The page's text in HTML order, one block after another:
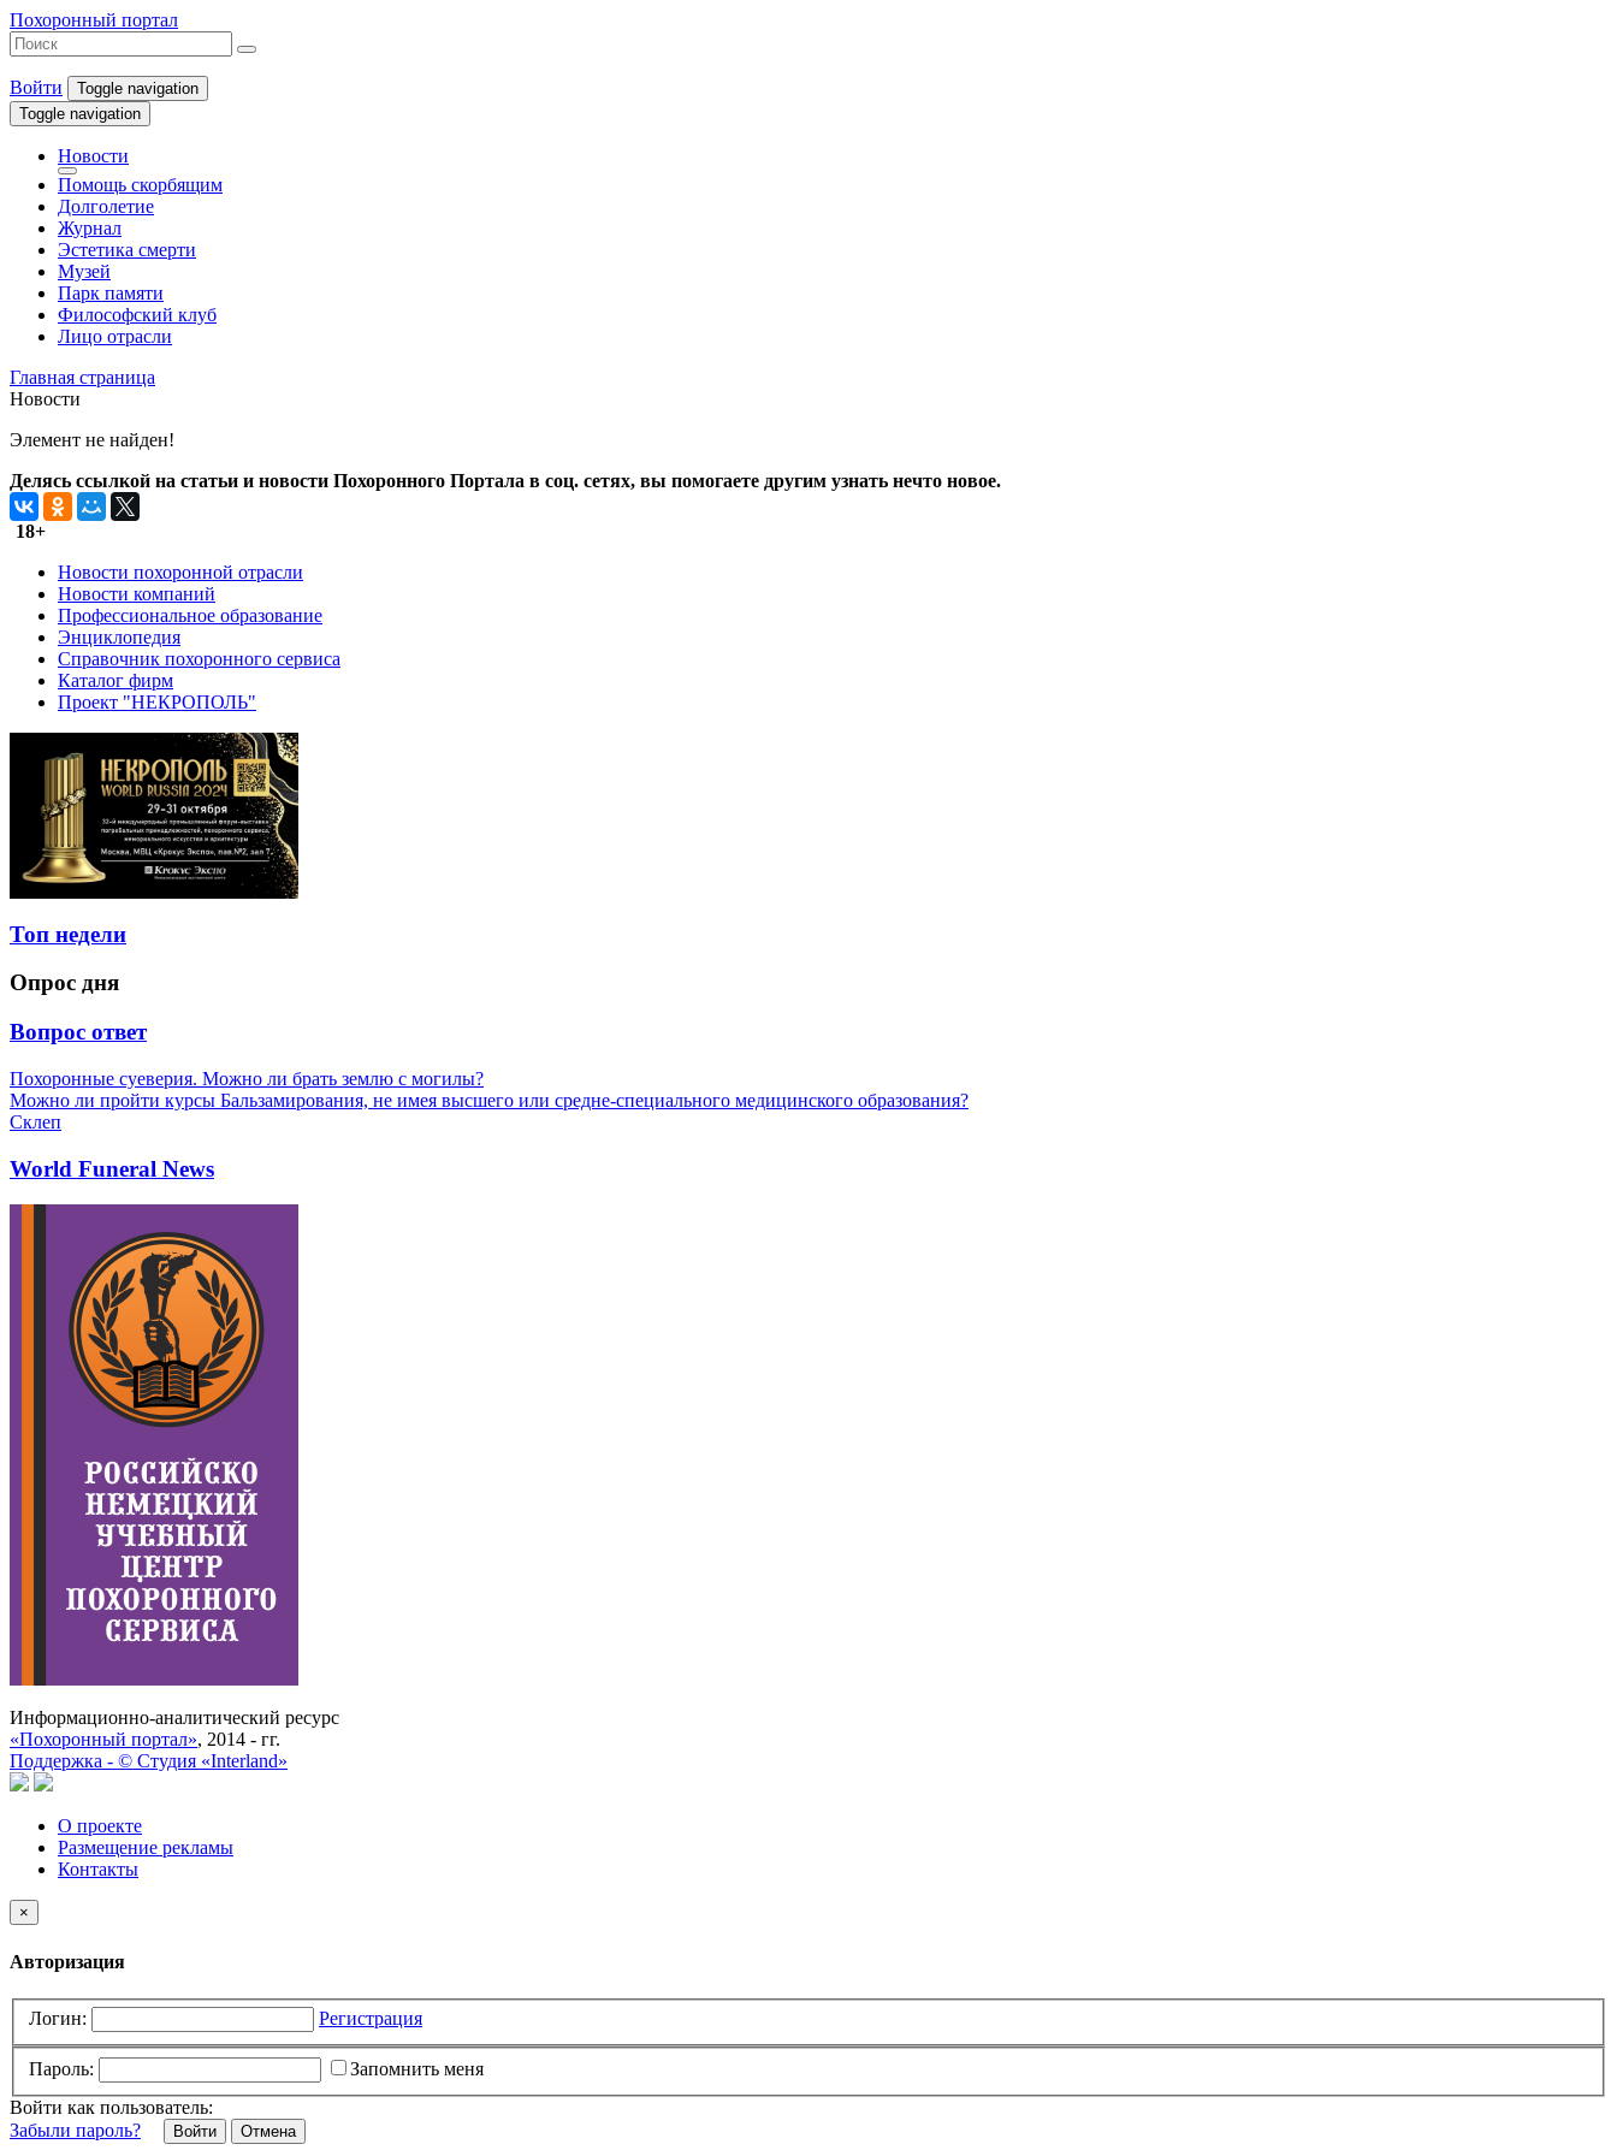
Похоронный портал
Войти
Toggle navigation
Toggle navigation
Новости
Помощь скорбящим
Долголетие
Журнал
Эстетика смерти
Музей
Парк памяти
Философский клуб
Лицо отрасли
Главная страница
Новости
Элемент не найден!
Делясь ссылкой на статьи и новости Похоронного Портала в соц. сетях, вы помогаете другим узнать нечто новое.
18+
Новости похоронной отрасли
Новости компаний
Профессиональное образование
Энциклопедия
Справочник похоронного сервиса
Каталог фирм
Проект "НЕКРОПОЛЬ"
Топ недели
Опрос дня
Вопрос ответ
Похоронные суеверия. Можно ли брать землю с могилы?
Можно ли пройти курсы Бальзамирования, не имея высшего или средне-специального медицинского образования?
Склеп
World Funeral News
Информационно-аналитический ресурс
«Похоронный портал», 2014 - гг.
Поддержка - © Cтудия «Interland»
О проекте
Размещение рекламы
Контакты
×
Авторизация
Логин: Регистрация
Пароль:
Запомнить меня
Войти как пользователь:
Забыли пароль?
Отмена